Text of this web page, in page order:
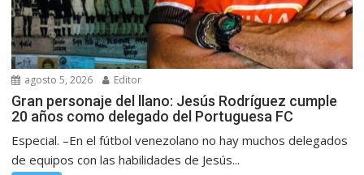
agosto 5, 2026 Editor
Gran personaje del llano: Jesús Rodríguez cumple
20 años como delegado del Portuguesa FC
Especial. –En el fútbol venezolano no hay muchos delegados
de equipos con las habilidades de Jesús...